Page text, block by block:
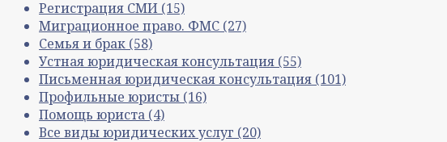
Регистрация СМИ (15)
Миграционное право. ФМС (27)
Семья и брак (58)
Устная юридическая консультация (55)
Письменная юридическая консультация (101)
Профильные юристы (16)
Помощь юриста (4)
Все виды юридических услуг (20)